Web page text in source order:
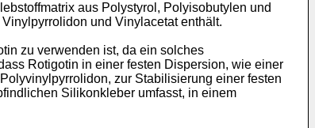
aus Polystyrol, Polyisobutylen und
und Vinylacetat enthält.
zu verwenden ist, da ein solches
Rotigotin in einer festen Dispersion, wie einer
zur Stabilisierung einer festen
Silikonkleber umfasst, in einem